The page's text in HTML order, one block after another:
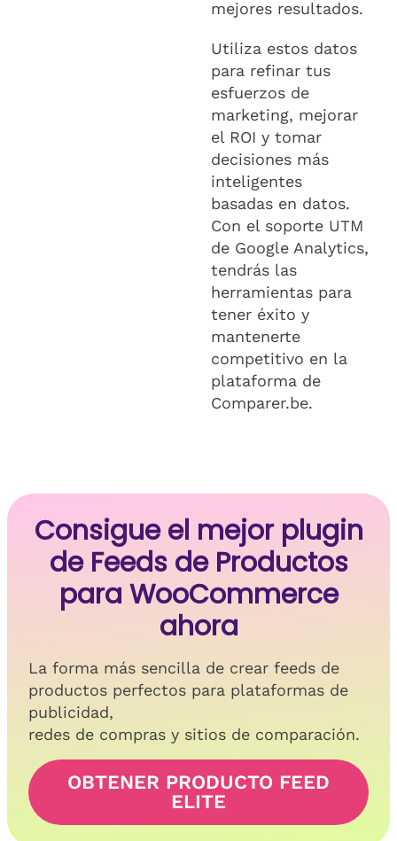
mejores resultados.
Utiliza estos datos
para refinar tus
esfuerzos de
marketing, mejorar
el ROI y tomar
decisiones más
inteligentes
basadas en datos.
Con el soporte UTM
de Google Analytics,
tendrás las
herramientas para
tener éxito y
mantenerte
competitivo en la
plataforma de
Comparer.be.
Consigue el mejor plugin
de Feeds de Productos
para WooCommerce
ahora
La forma más sencilla de crear feeds de
productos perfectos para plataformas de
publicidad,
redes de compras y sitios de comparación.
OBTENER PRODUCTO FEED
ELITE